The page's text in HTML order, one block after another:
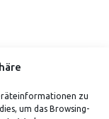
zu
um das Browsing-